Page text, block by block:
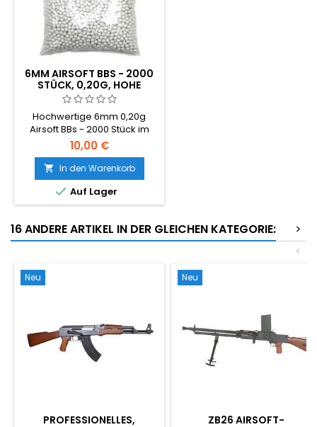
6MM AIRSOFT BBS - 2000
STÜCK, 0,20G, HOHE
QUALITÄT
Hochwertige 6mm 0,20g
Airsoft BBs - 2000 Stück im
Beutel. Das universelle
Standard-BB-Gewicht,
kompatibel mit nahezu allen
AEG-Gewehren und
federbetriebenen Waffen.
Glatte nahtlose Oberfläche,
Durchmesser, zuverlässige
Zuführung.
10,00 €
 In den Warenkorb
 Auf Lager
16 ANDERE ARTIKEL IN DER GLEICHEN KATEGORIE:
>
<
Neu
PROFESSIONELLES,
Neu
ZB26 AIRSOFT-